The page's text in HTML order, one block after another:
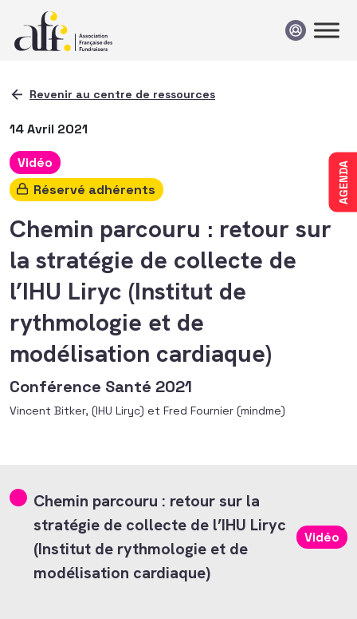
AGENDA
Revenir au centre de ressources
14 Avril 2021
Vidéo
Réservé adhérents
Chemin parcouru : retour sur
la stratégie de collecte de
l’IHU Liryc (Institut de
rythmologie et de
modélisation cardiaque)
Conférence Santé 2021
Vincent Bitker, (IHU Liryc) et Fred Fournier (mindme)
Chemin parcouru : retour sur la
stratégie de collecte de l’IHU Liryc
(Institut de rythmologie et de
modélisation cardiaque)
Vidéo